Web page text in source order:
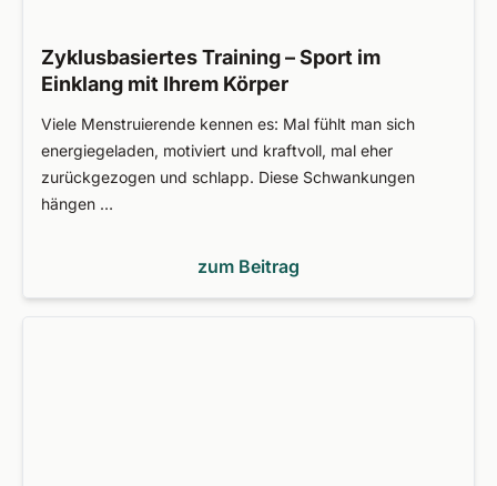
Zyklusbasiertes Training – Sport im
Einklang mit Ihrem Körper
Viele Menstruierende kennen es: Mal fühlt man sich
energiegeladen, motiviert und kraftvoll, mal eher
zurückgezogen und schlapp. Diese Schwankungen
hängen …
zum Beitrag